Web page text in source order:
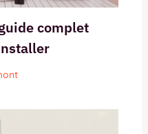
complet